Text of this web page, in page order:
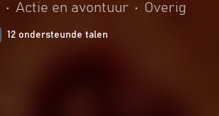
• Actie en avontuur • Overig
12 ondersteunde talen